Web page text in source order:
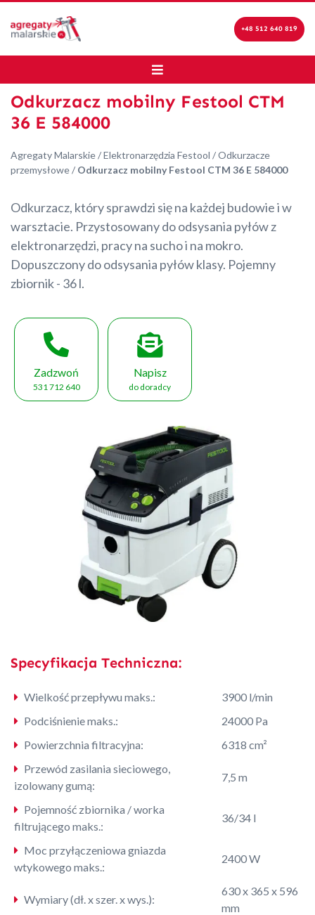
+48 512 640 819
Odkurzacz mobilny Festool CTM
36 E 584000
Agregaty Malarskie/Elektronarzędzia Festool /Odkurzacze
przemysłowe/ Odkurzacz mobilny Festool CTM 36 E 584000
Odkurzacz, który sprawdzi się na każdej budowie i w
warsztacie. Przystosowany do odsysania pyłów z
elektronarzędzi, pracy na sucho i na mokro.
Dopuszczony do odsysania pyłów klasy. Pojemny
zbiornik - 36 l.
Zadzwoń
531 712 640
Napisz
do doradcy
Specyfikacja Techniczna:
Wielkość przepływu maks.:
3900 l/min
Podciśnienie maks.:
24000 Pa
Powierzchnia filtracyjna:
6318 cm²
Przewód zasilania sieciowego,
izolowany gumą:
7,5 m
Pojemność zbiornika / worka
filtrującego maks.:
36/34 l
Moc przyłączeniowa gniazda
wtykowego maks.:
2400 W
Wymiary (dł. x szer. x wys.):
630 x 365 x 596
mm